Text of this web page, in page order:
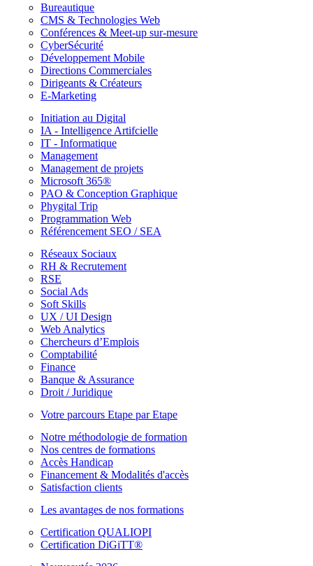
Bureautique
CMS & Technologies Web
Conférences & Meet-up sur-mesure
CyberSécurité
Développement Mobile
Directions Commerciales
Dirigeants & Créateurs
E-Marketing
Initiation au Digital
IA - Intelligence Artifcielle
IT - Informatique
Management
Management de projets
Microsoft 365®
PAO & Conception Graphique
Phygital Trip
Programmation Web
Référencement SEO / SEA
Réseaux Sociaux
RH & Recrutement
RSE
Social Ads
Soft Skills
UX / UI Design
Web Analytics
Chercheurs d’Emplois
Comptabilité
Finance
Banque & Assurance
Droit / Juridique
Votre parcours Etape par Etape
Notre méthodologie de formation
Nos centres de formations
Accès Handicap
Financement & Modalités d'accès
Satisfaction clients
Les avantages de nos formations
Certification QUALIOPI
Certification DiGiTT®